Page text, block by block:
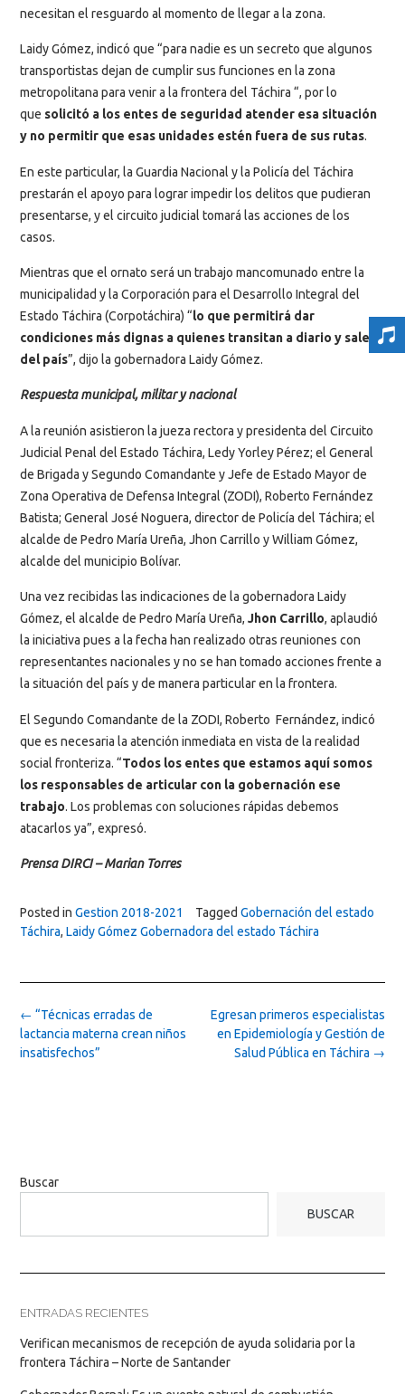
necesitan el resguardo al momento de llegar a la zona.
Laidy Gómez, indicó que “para nadie es un secreto que algunos
transportistas dejan de cumplir sus funciones en la zona
metropolitana para venir a la frontera del Táchira “, por lo
que solicitó a los entes de seguridad atender esa situación
y no permitir que esas unidades estén fuera de sus rutas.
En este particular, la Guardia Nacional y la Policía del Táchira
prestarán el apoyo para lograr impedir los delitos que pudieran
presentarse, y el circuito judicial tomará las acciones de los
casos.
Mientras que el ornato será un trabajo mancomunado entre la
municipalidad y la Corporación para el Desarrollo Integral del
Estado Táchira (Corpotáchira) “lo que permitirá dar
condiciones más dignas a quienes transitan a diario y salen
del país”, dijo la gobernadora Laidy Gómez.
Respuesta municipal, militar y nacional
A la reunión asistieron la jueza rectora y presidenta del Circuito
Judicial Penal del Estado Táchira, Ledy Yorley Pérez; el General
de Brigada y Segundo Comandante y Jefe de Estado Mayor de
Zona Operativa de Defensa Integral (ZODI), Roberto Fernández
Batista; General José Noguera, director de Policía del Táchira; el
alcalde de Pedro María Ureña, Jhon Carrillo y William Gómez,
alcalde del municipio Bolívar.
Una vez recibidas las indicaciones de la gobernadora Laidy
Gómez, el alcalde de Pedro María Ureña, Jhon Carrillo, aplaudió
la iniciativa pues a la fecha han realizado otras reuniones con
representantes nacionales y no se han tomado acciones frente a
la situación del país y de manera particular en la frontera.
El Segundo Comandante de la ZODI, Roberto Fernández, indicó
que es necesaria la atención inmediata en vista de la realidad
social fronteriza. “Todos los entes que estamos aquí somos
los responsables de articular con la gobernación ese
trabajo. Los problemas con soluciones rápidas debemos
atacarlos ya”, expresó.
Prensa DIRCI – Marian Torres
Posted in Gestion 2018-2021 Tagged Gobernación del estado
Táchira, Laidy Gómez Gobernadora del estado Táchira
Post
navigation
Egresan primeros especialistas
en Epidemiología y Gestión de
Salud Pública en Táchira →
← “Técnicas erradas de
lactancia materna crean niños
insatisfechos”
Buscar
BUSCAR
ENTRADAS RECIENTES
Verifican mecanismos de recepción de ayuda solidaria por la
frontera Táchira – Norte de Santander